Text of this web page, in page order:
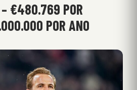
– €480.769 POR
POR ANO